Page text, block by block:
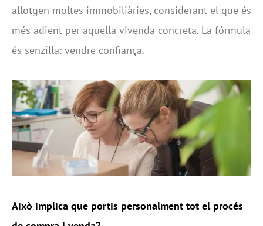
allotgen moltes immobiliàries, considerant el que és
més adient per aquella vivenda concreta. La fórmula
és senzilla: vendre confiança.
Això implica que portis personalment tot el procés